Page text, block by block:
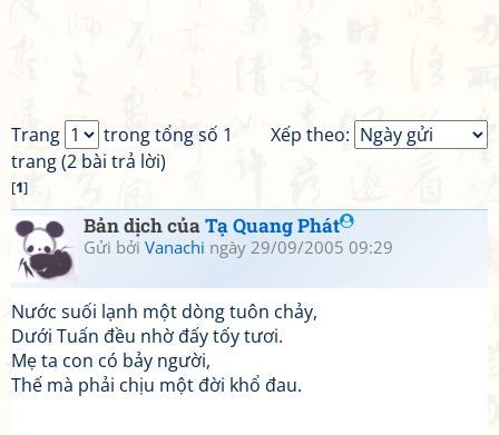
Xếp theo:
Trang
trong tổng số 1
trang (2 bài trả lời)
[1]
Bản dịch củaTạ Quang Phát
Gửi bởi Vanachi ngày 29/09/2005 09:29
Nước suối lạnh một dòng tuôn chảy,
Dưới Tuấn đều nhờ đấy tốy tươi.
Mẹ ta con có bảy người,
Thế mà phải chịu một đời khổ đau.